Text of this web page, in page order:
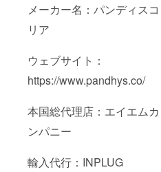
メーカー名：パンディスコ
リア
ウェブサイト：
https://www.pandhys.co/
本国総代理店：エイエムカ
ンパニー
輸入代行：INPLUG